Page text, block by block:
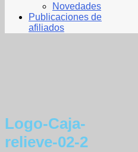
Novedades
Publicaciones de
afiliados
Logo-Caja-
relieve-02-2